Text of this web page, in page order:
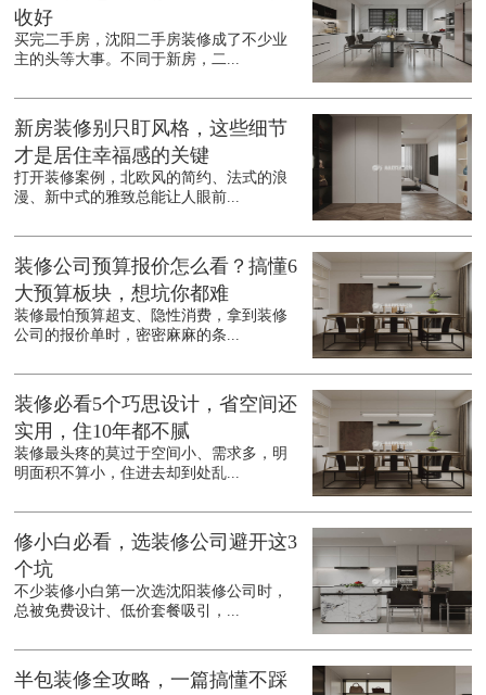
收好
买完二手房，沈阳二手房装修成了不少业
主的头等大事。不同于新房，二...
新房装修别只盯风格，这些细节
才是居住幸福感的关键
打开装修案例，北欧风的简约、法式的浪
漫、新中式的雅致总能让人眼前...
装修公司预算报价怎么看？搞懂6
大预算板块，想坑你都难
装修最怕预算超支、隐性消费，拿到装修
公司的报价单时，密密麻麻的条...
装修必看5个巧思设计，省空间还
实用，住10年都不腻
装修最头疼的莫过于空间小、需求多，明
明面积不算小，住进去却到处乱...
修小白必看，选装修公司避开这3
个坑
不少装修小白第一次选沈阳装修公司时，
总被免费设计、低价套餐吸引，...
半包装修全攻略，一篇搞懂不踩